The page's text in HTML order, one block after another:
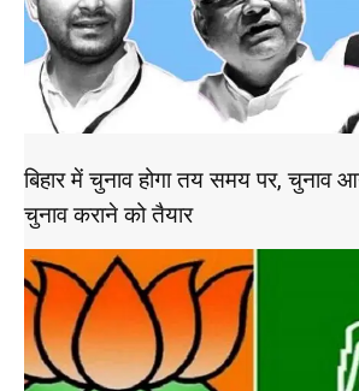
बिहार में चुनाव होगा तय समय पर, चुनाव
चुनाव कराने को तैयार